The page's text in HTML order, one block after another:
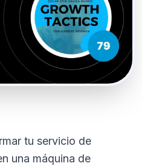
tu servicio de
una máquina de